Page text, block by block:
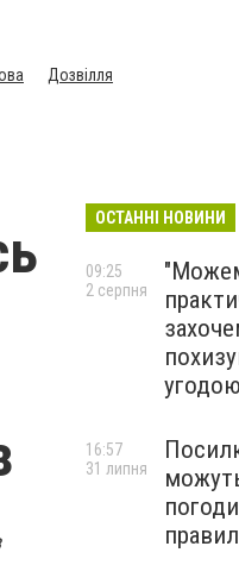
Дозвілля
ОСТАННІ НОВИНИ
09:25
2 серпня
16:57
31 липня